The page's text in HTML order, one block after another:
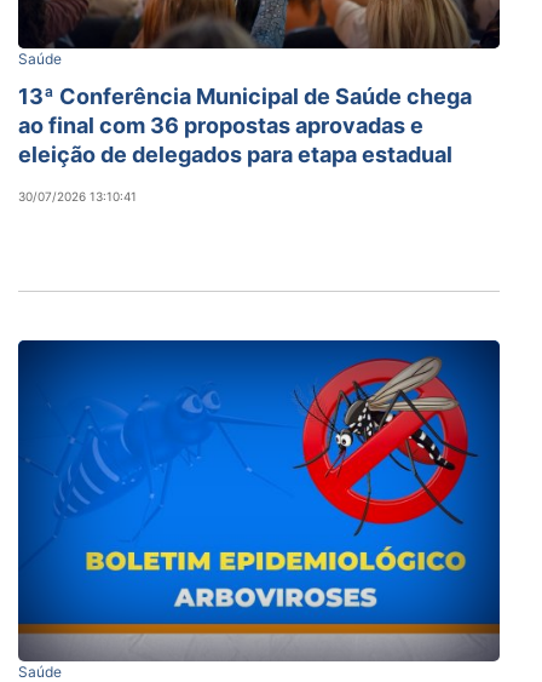
Saúde
13ª Conferência Municipal de Saúde chega
ao final com 36 propostas aprovadas e
eleição de delegados para etapa estadual
30/07/2026 13:10:41
Saúde